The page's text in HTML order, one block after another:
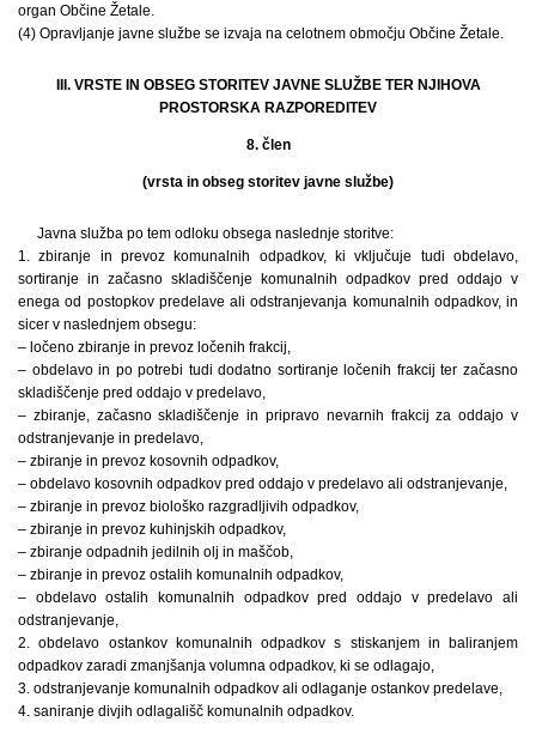
organ Občine Žetale.
(4) Opravljanje javne službe se izvaja na celotnem območju Občine Žetale.
III. VRSTE IN OBSEG STORITEV JAVNE SLUŽBE TER NJIHOVA
PROSTORSKA RAZPOREDITEV
8. člen
(vrsta in obseg storitev javne službe)
Javna služba po tem odloku obsega naslednje ­storitve:
1. zbiranje in prevoz komunalnih odpadkov, ki vključuje tudi obdelavo,
sortiranje in začasno skladiščenje komunalnih odpadkov pred oddajo v
enega od postopkov predelave ali odstranjevanja komunalnih odpadkov, in
sicer v naslednjem obsegu:
– ločeno zbiranje in prevoz ločenih frakcij,
– obdelavo in po potrebi tudi dodatno sortiranje ločenih frakcij ter začasno
skladiščenje pred oddajo v predelavo,
– zbiranje, začasno skladiščenje in pripravo nevarnih frakcij za oddajo v
odstranjevanje in predelavo,
– zbiranje in prevoz kosovnih odpadkov,
– obdelavo kosovnih odpadkov pred oddajo v predelavo ali odstranjevanje,
– zbiranje in prevoz biološko razgradljivih odpadkov,
– zbiranje in prevoz kuhinjskih odpadkov,
– zbiranje odpadnih jedilnih olj in maščob,
– zbiranje in prevoz ostalih komunalnih odpadkov,
– obdelavo ostalih komunalnih odpadkov pred oddajo v predelavo ali
odstranjevanje,
2. obdelavo ostankov komunalnih odpadkov s stiskanjem in baliranjem
odpadkov zaradi zmanjšanja volumna odpadkov, ki se odlagajo,
3. odstranjevanje komunalnih odpadkov ali odlaganje ostankov predelave,
4. saniranje divjih odlagališč komunalnih odpadkov.